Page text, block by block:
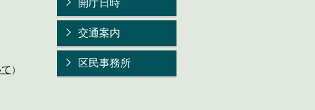
）
開庁日時
交通案内
区民事務所